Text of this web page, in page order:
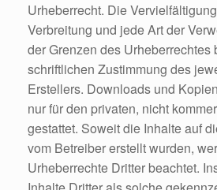
Urheberrecht. Die
Verbreitung und jede Art der
der Grenzen des Urheberrechtes
schriftlichen Zustimmung des
Erstellers. Downloads und
nur für den privaten, nicht
gestattet. Soweit die Inhalte auf
vom Betreiber erstellt wurden,
Urheberrechte Dritter beachtet.